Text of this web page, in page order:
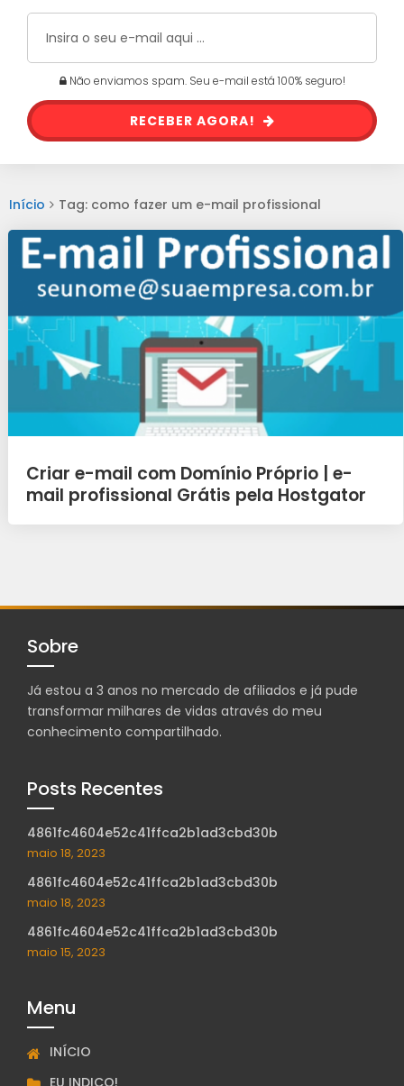
Não enviamos spam. Seu e-mail está 100% seguro!
RECEBER AGORA!
Início Tag: como fazer um e-mail profissional
Criar e-mail com Domínio Próprio | e-
mail profissional Grátis pela Hostgator
Sobre
Já estou a 3 anos no mercado de afiliados e já pude
transformar milhares de vidas através do meu
conhecimento compartilhado.
Posts Recentes
4861fc4604e52c41ffca2b1ad3cbd30b
maio 18, 2023
4861fc4604e52c41ffca2b1ad3cbd30b
maio 18, 2023
4861fc4604e52c41ffca2b1ad3cbd30b
maio 15, 2023
Menu
INÍCIO